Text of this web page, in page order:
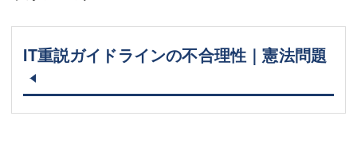
IT重説ガイドラインの不合理性｜憲法問題